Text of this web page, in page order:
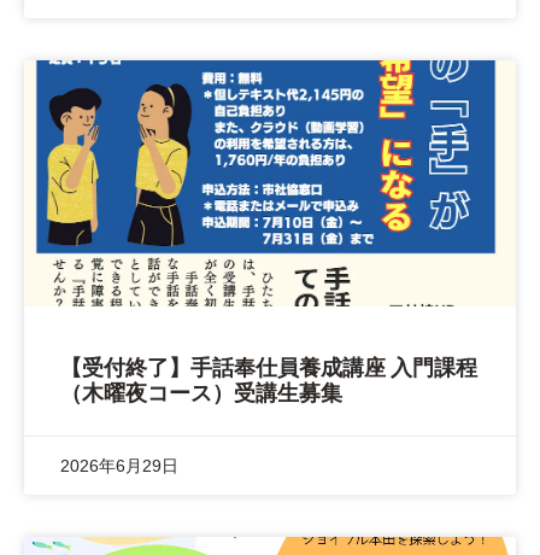
【受付終了】手話奉仕員養成講座 入門課程
（木曜夜コース）受講生募集
2026年6月29日